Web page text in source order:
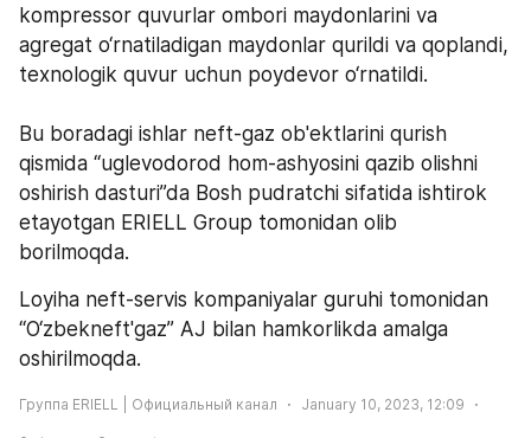
kompressor quvurlar ombori maydonlarini va
agregat o‘rnatiladigan maydonlar qurildi va qoplandi,
texnologik quvur uchun poydevor o‘rnatildi.
Bu boradagi ishlar neft-gaz ob'ektlarini qurish
qismida “uglevodorod hom-ashyosini qazib olishni
oshirish dasturi”da Bosh pudratchi sifatida ishtirok
etayotgan ERIELL Group tomonidan olib
borilmoqda.
Loyiha neft-servis kompaniyalar guruhi tomonidan
“O‘zbekneft'gaz” AJ bilan hamkorlikda amalga
oshirilmoqda.
Группа ERIELL | Официальный канал January 10, 2023, 12:09